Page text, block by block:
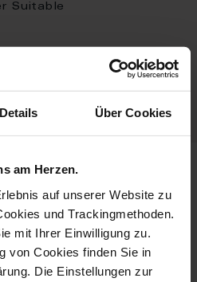
Details Über Cookies
am Herzen.
auf unserer Website zu
und Trackingmethoden.
mit Ihrer Einwilligung zu.
von Cookies finden Sie in
Die Einstellungen zur
Suitable
in
from the no 41
collection